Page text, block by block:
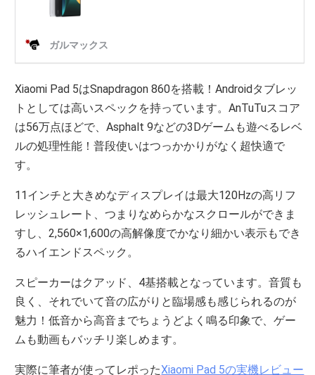
Xiaomi Pad 5はSnapdragon 860を搭載！Androidタブレッ
トとしては高いスペックを持っています。AnTuTuスコア
は56万点ほどで、Asphalt 9などの3Dゲームも遊べるレベ
ルの処理性能！普段使いはつっかかりがなく超快適で
す。
11インチと大きめなディスプレイは最大120Hzの高リフ
レッシュレート、つまりなめらかなスクロールができま
すし、2,560×1,600の高解像度でかなり細かい表示もでき
るハイエンドスペック。
スピーカーはクアッド、4基搭載となっています。音質も
良く、それでいて音の広がりと臨場感も感じられるのが
魅力！低音から高音までちょうどよく鳴る印象で、ゲー
ムも動画もバッチリ楽しめます。
実際に筆者が使ってレポったXiaomi Pad 5の実機レビュー